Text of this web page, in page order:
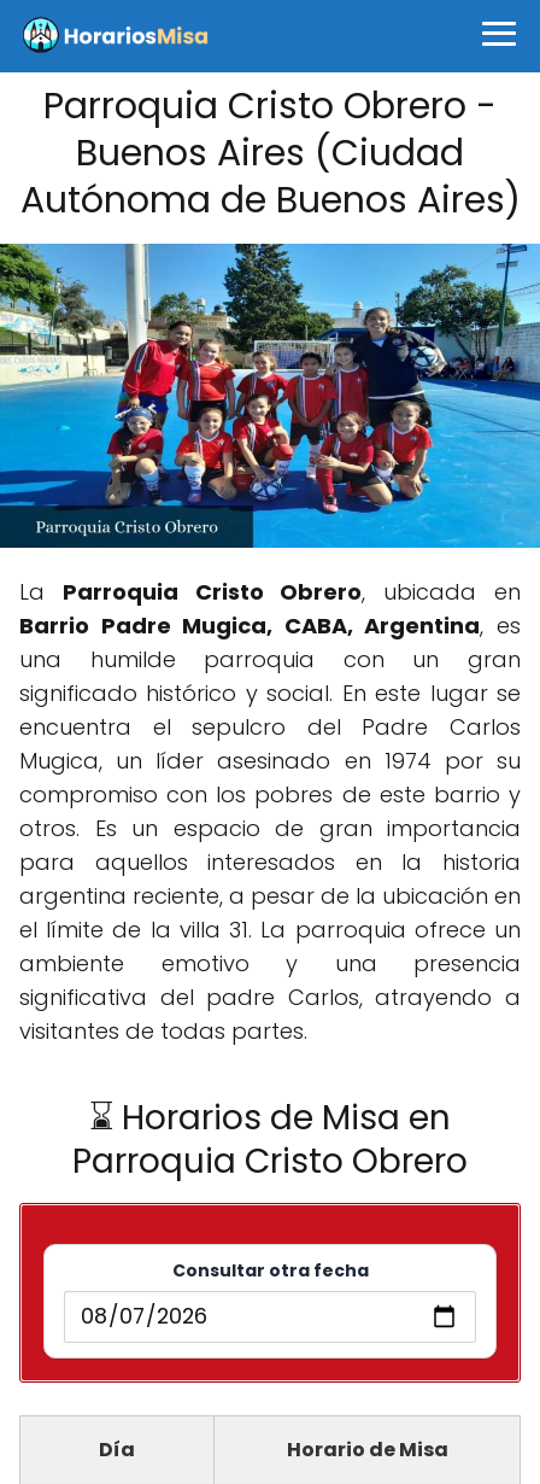
Parroquia Cristo Obrero -
Buenos Aires (Ciudad
Autónoma de Buenos Aires)
La Parroquia Cristo Obrero, ubicada en
Barrio Padre Mugica, CABA, Argentina, es
una humilde parroquia con un gran
significado histórico y social. En este lugar se
encuentra el sepulcro del Padre Carlos
Mugica, un líder asesinado en 1974 por su
compromiso con los pobres de este barrio y
otros. Es un espacio de gran importancia
para aquellos interesados en la historia
argentina reciente, a pesar de la ubicación en
el límite de la villa 31. La parroquia ofrece un
ambiente emotivo y una presencia
significativa del padre Carlos, atrayendo a
visitantes de todas partes.
⌛ Horarios de Misa en
Parroquia Cristo Obrero
Consultar otra fecha
Día Horario de Misa